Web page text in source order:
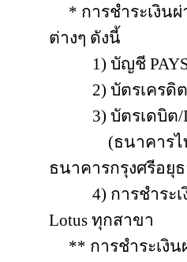
* การชำระเงิน
ต่างๆ ดังนี้
1) บัญชี
2) บัตรเครดิ
3)บัตรเดบิต/
(ธนาคาร
ธนาคารกรุงศรีอยุ
4) การชำระ
Lotus ทุกสาขา
** การชำระเงิ